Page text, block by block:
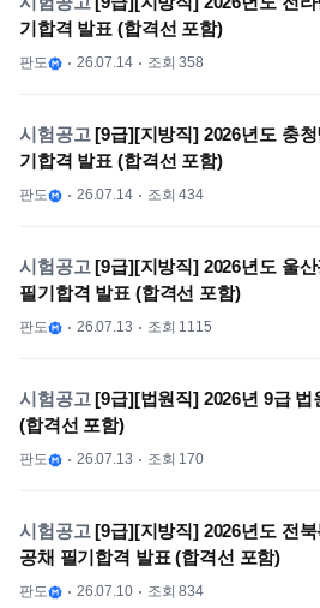
기합격 발표 (합격선 포함)
판도 26.07.14 조회 358
시험공고 [9급][지방직] 2026년도 충
기합격 발표 (합격선 포함)
판도 26.07.14 조회 434
시험공고 [9급][지방직] 2026년도 울
필기합격 발표 (합격선 포함)
판도 26.07.13 조회 1115
시험공고 [9급][법원직] 2026년 9급 법
(합격선 포함)
판도 26.07.13 조회 170
시험공고 [9급][지방직] 2026년도 전
공채 필기합격 발표 (합격선 포함)
판도 26.07.10 조회 834